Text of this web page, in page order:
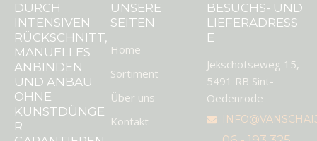
DURCH
INTENSIVEN
RÜCKSCHNITT,
MANUELLES
ANBINDEN
UND ANBAU
OHNE
KUNSTDÜNGE
R
UNSERE
SEITEN
Home
Sortiment
Über uns
Kontakt
BESUCHS- UND
LIEFERADRESS
E
Jekschotseweg 15,
5491 RB Sint-
Oedenrode